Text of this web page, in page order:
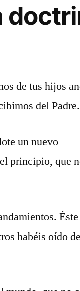
de tus hijos
del Padre.
un nuevo
principio, que
habéis oído